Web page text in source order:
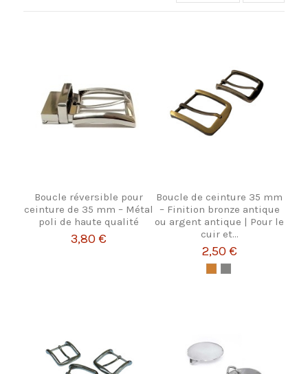
Boucle réversible pour
ceinture de 35 mm – Métal
poli de haute qualité
3,80 €
Boucle de ceinture 35 mm
– Finition bronze antique
ou argent antique | Pour le
cuir et...
2,50 €